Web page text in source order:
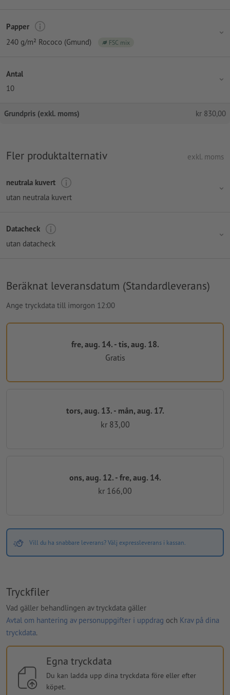
Papper
240 g/m² Rococo (Gmund)
FSC mix
Antal
10
Grundpris (exkl. moms) kr 830,00
Fler produktalternativ exkl. moms
neutrala kuvert
utan neutrala kuvert
Datacheck
utan datacheck
Beräknat leveransdatum (Standardleverans)
Ange tryckdata till imorgon 12:00
fre, aug. 14. - tis, aug. 18.
Gratis
tors, aug. 13. - mån, aug. 17.
kr 83,00
ons, aug. 12. - fre, aug. 14.
kr 166,00
Vill du ha snabbare leverans? Välj expressleverans i kassan.
Tryckfiler
Vad gäller behandlingen av tryckdata gäller
Avtal om hantering av personuppgifter i uppdrag och Krav på dina
tryckdata.
Egna tryckdata
Du kan ladda upp dina tryckdata före eller efter
köpet.